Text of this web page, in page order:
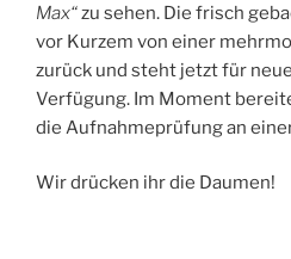
Max“zu sehen. Die frisch
vor Kurzem von einer
zurück und steht jetzt für
Verfügung. Im Moment
die Aufnahmeprüfung an
Wir drücken ihr die Daumen!